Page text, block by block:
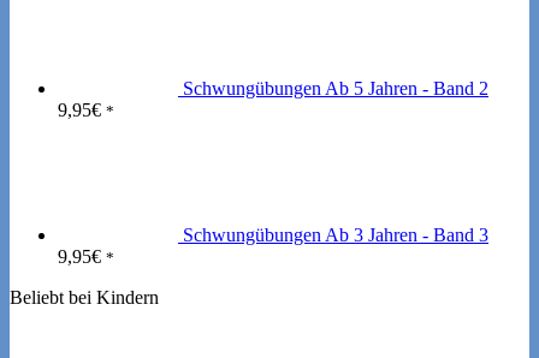
Schwungübungen Ab 5 Jahren - Band 2
9,95€ *
Schwungübungen Ab 3 Jahren - Band 3
9,95€ *
Beliebt bei Kindern